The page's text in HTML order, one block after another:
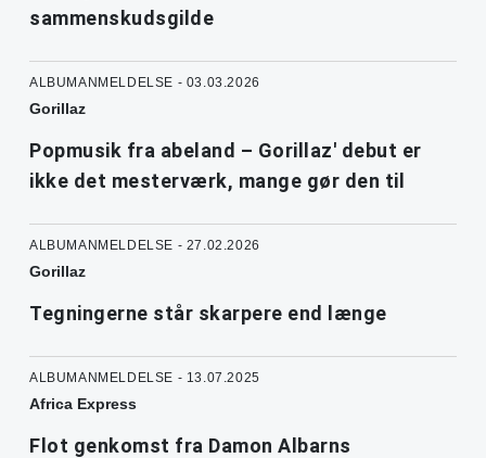
sammenskudsgilde
ALBUMANMELDELSE - 03.03.2026
Gorillaz
Popmusik fra abeland – Gorillaz' debut er
ikke det mesterværk, mange gør den til
ALBUMANMELDELSE - 27.02.2026
Gorillaz
Tegningerne står skarpere end længe
ALBUMANMELDELSE - 13.07.2025
Africa Express
Flot genkomst fra Damon Albarns